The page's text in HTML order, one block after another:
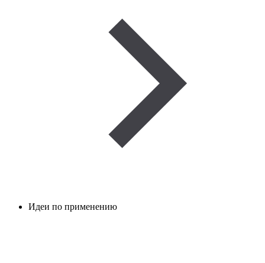
Идеи по применению